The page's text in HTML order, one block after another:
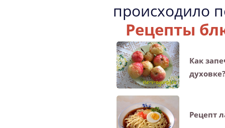
происходило
Рецепты
Как
духовке?
Рецепт